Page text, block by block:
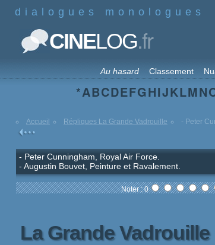
dialogues monologues
CINELOG.fr
Au hasard Classement
*ABCDEFGHIJKLMN
Accueil Répliques La Grande Vadrouille - Peter
- Peter Cunningham, Royal Air Force.
- Augustin Bouvet, Peinture et Ravalement.
Noter : 0
La Grande Vadrouille